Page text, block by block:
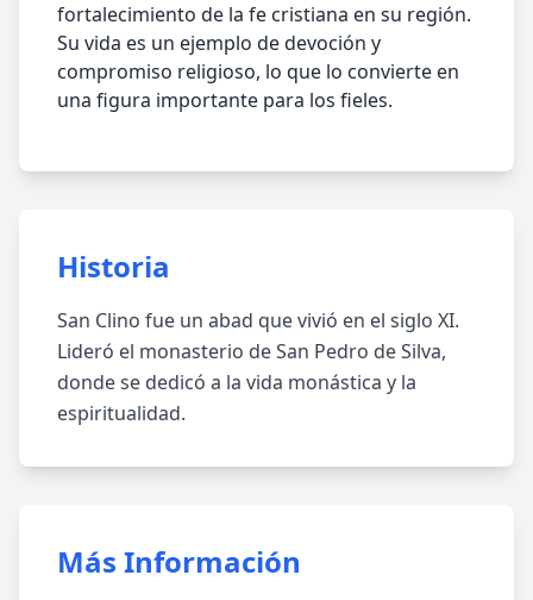
fortalecimiento de la fe cristiana en su región.
Su vida es un ejemplo de devoción y
compromiso religioso, lo que lo convierte en
una figura importante para los fieles.
Historia
San Clino fue un abad que vivió en el siglo XI.
Lideró el monasterio de San Pedro de Silva,
donde se dedicó a la vida monástica y la
espiritualidad.
Más Información